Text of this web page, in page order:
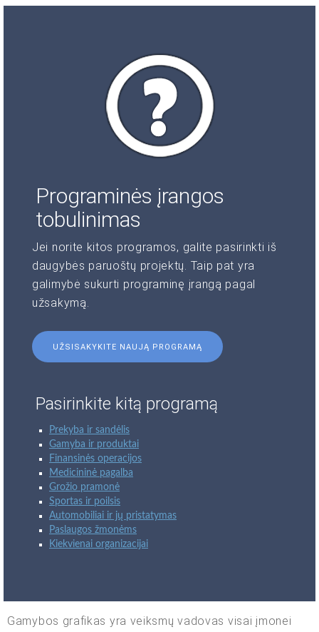
Programinės įrangos
tobulinimas
Jei norite kitos programos, galite pasirinkti iš
daugybės paruoštų projektų. Taip pat yra
galimybė sukurti programinę įrangą pagal
užsakymą.
UŽSISAKYKITE NAUJĄ PROGRAMĄ
Pasirinkite kitą programą
Prekyba ir sandėlis
Gamyba ir produktai
Finansinės operacijos
Medicininė pagalba
Grožio pramonė
Sportas ir poilsis
Automobiliai ir jų pristatymas
Paslaugos žmonėms
Kiekvienai organizacijai
Gamybos grafikas yra veiksmų vadovas visai įmonei